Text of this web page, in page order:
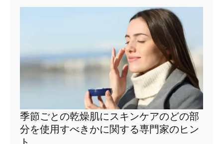
季節ごとの乾燥肌にスキンケアのどの部
分を使用すべきかに関する専門家のヒン